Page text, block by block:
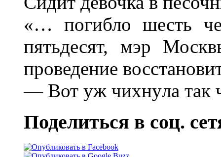
«… погибло шесть
пятьдесят, мэp
пpоведение
— Вот yж чихнyла так
Поделиться в соц.